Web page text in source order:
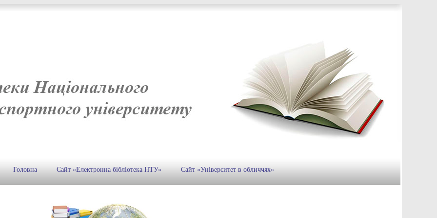
Головна Сайт «Електронна бібліотека НТУ» Сайт «Університет в обличчях»